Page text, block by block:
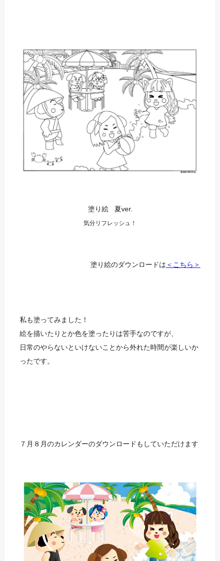
塗り絵 夏ver.
気分リフレッシュ！
塗り絵のダウンロードは ＜こちら＞
私も塗ってみました！
絵を描いたりとか色を塗ったりは苦手なのですが、
日常のやらないといけないことから外れた時間が楽しいか
ったです。
７月８月のカレンダーのダウンロードもしていただけます